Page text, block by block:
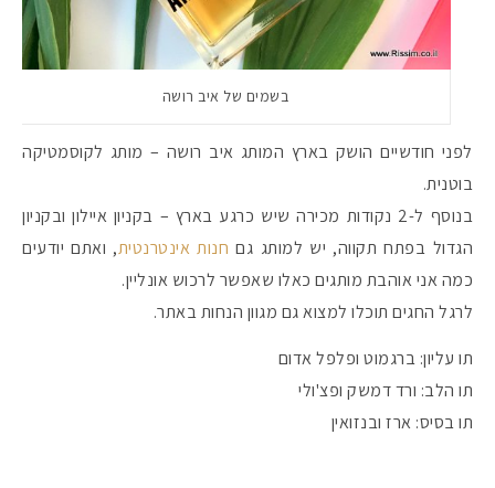
בשמים של איב רושה
לפני חודשיים הושק בארץ המותג איב רושה – מותג לקוסמטיקה
בוטנית.
בנוסף ל-2 נקודות מכירה שיש כרגע בארץ – בקניון איילון ובקניון
הגדול בפתח תקווה, יש למותג גם חנות אינטרנטית, ואתם יודעים
כמה אני אוהבת מותגים כאלו שאפשר לרכוש אונליין.
לרגל החגים תוכלו למצוא גם מגוון הנחות באתר.
תו עליון: ברגמוט ופלפל אדום
תו הלב: ורד דמשק ופצ'ולי
תו בסיס: ארז ובנזואין